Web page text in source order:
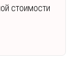
стоимости